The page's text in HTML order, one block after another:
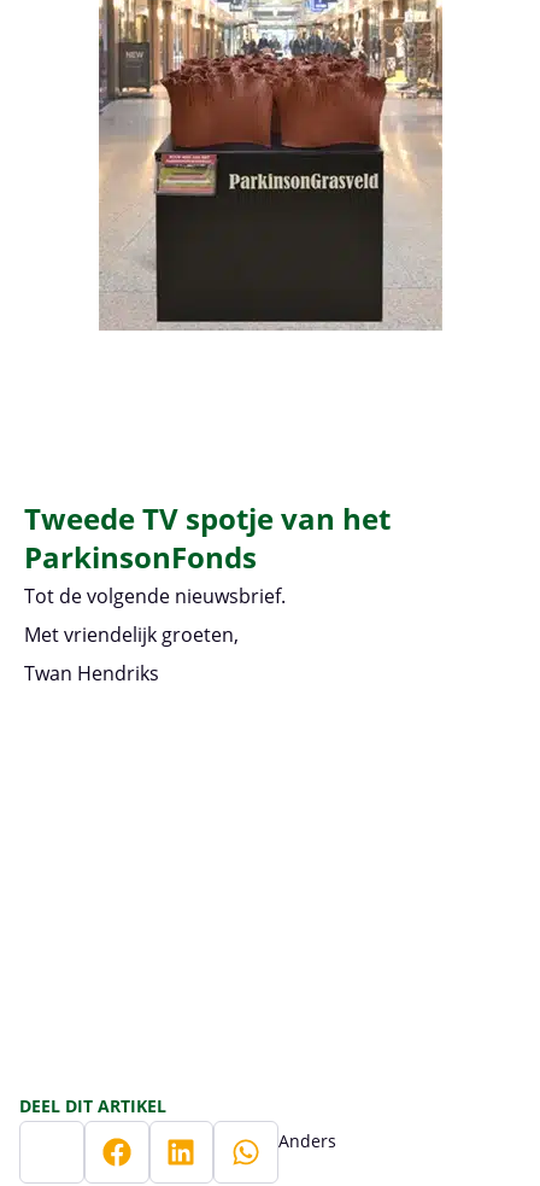
Tweede TV spotje van het
ParkinsonFonds
Tot de volgende nieuwsbrief.
Met vriendelijk groeten,
Twan Hendriks
DEEL DIT ARTIKEL
Anders